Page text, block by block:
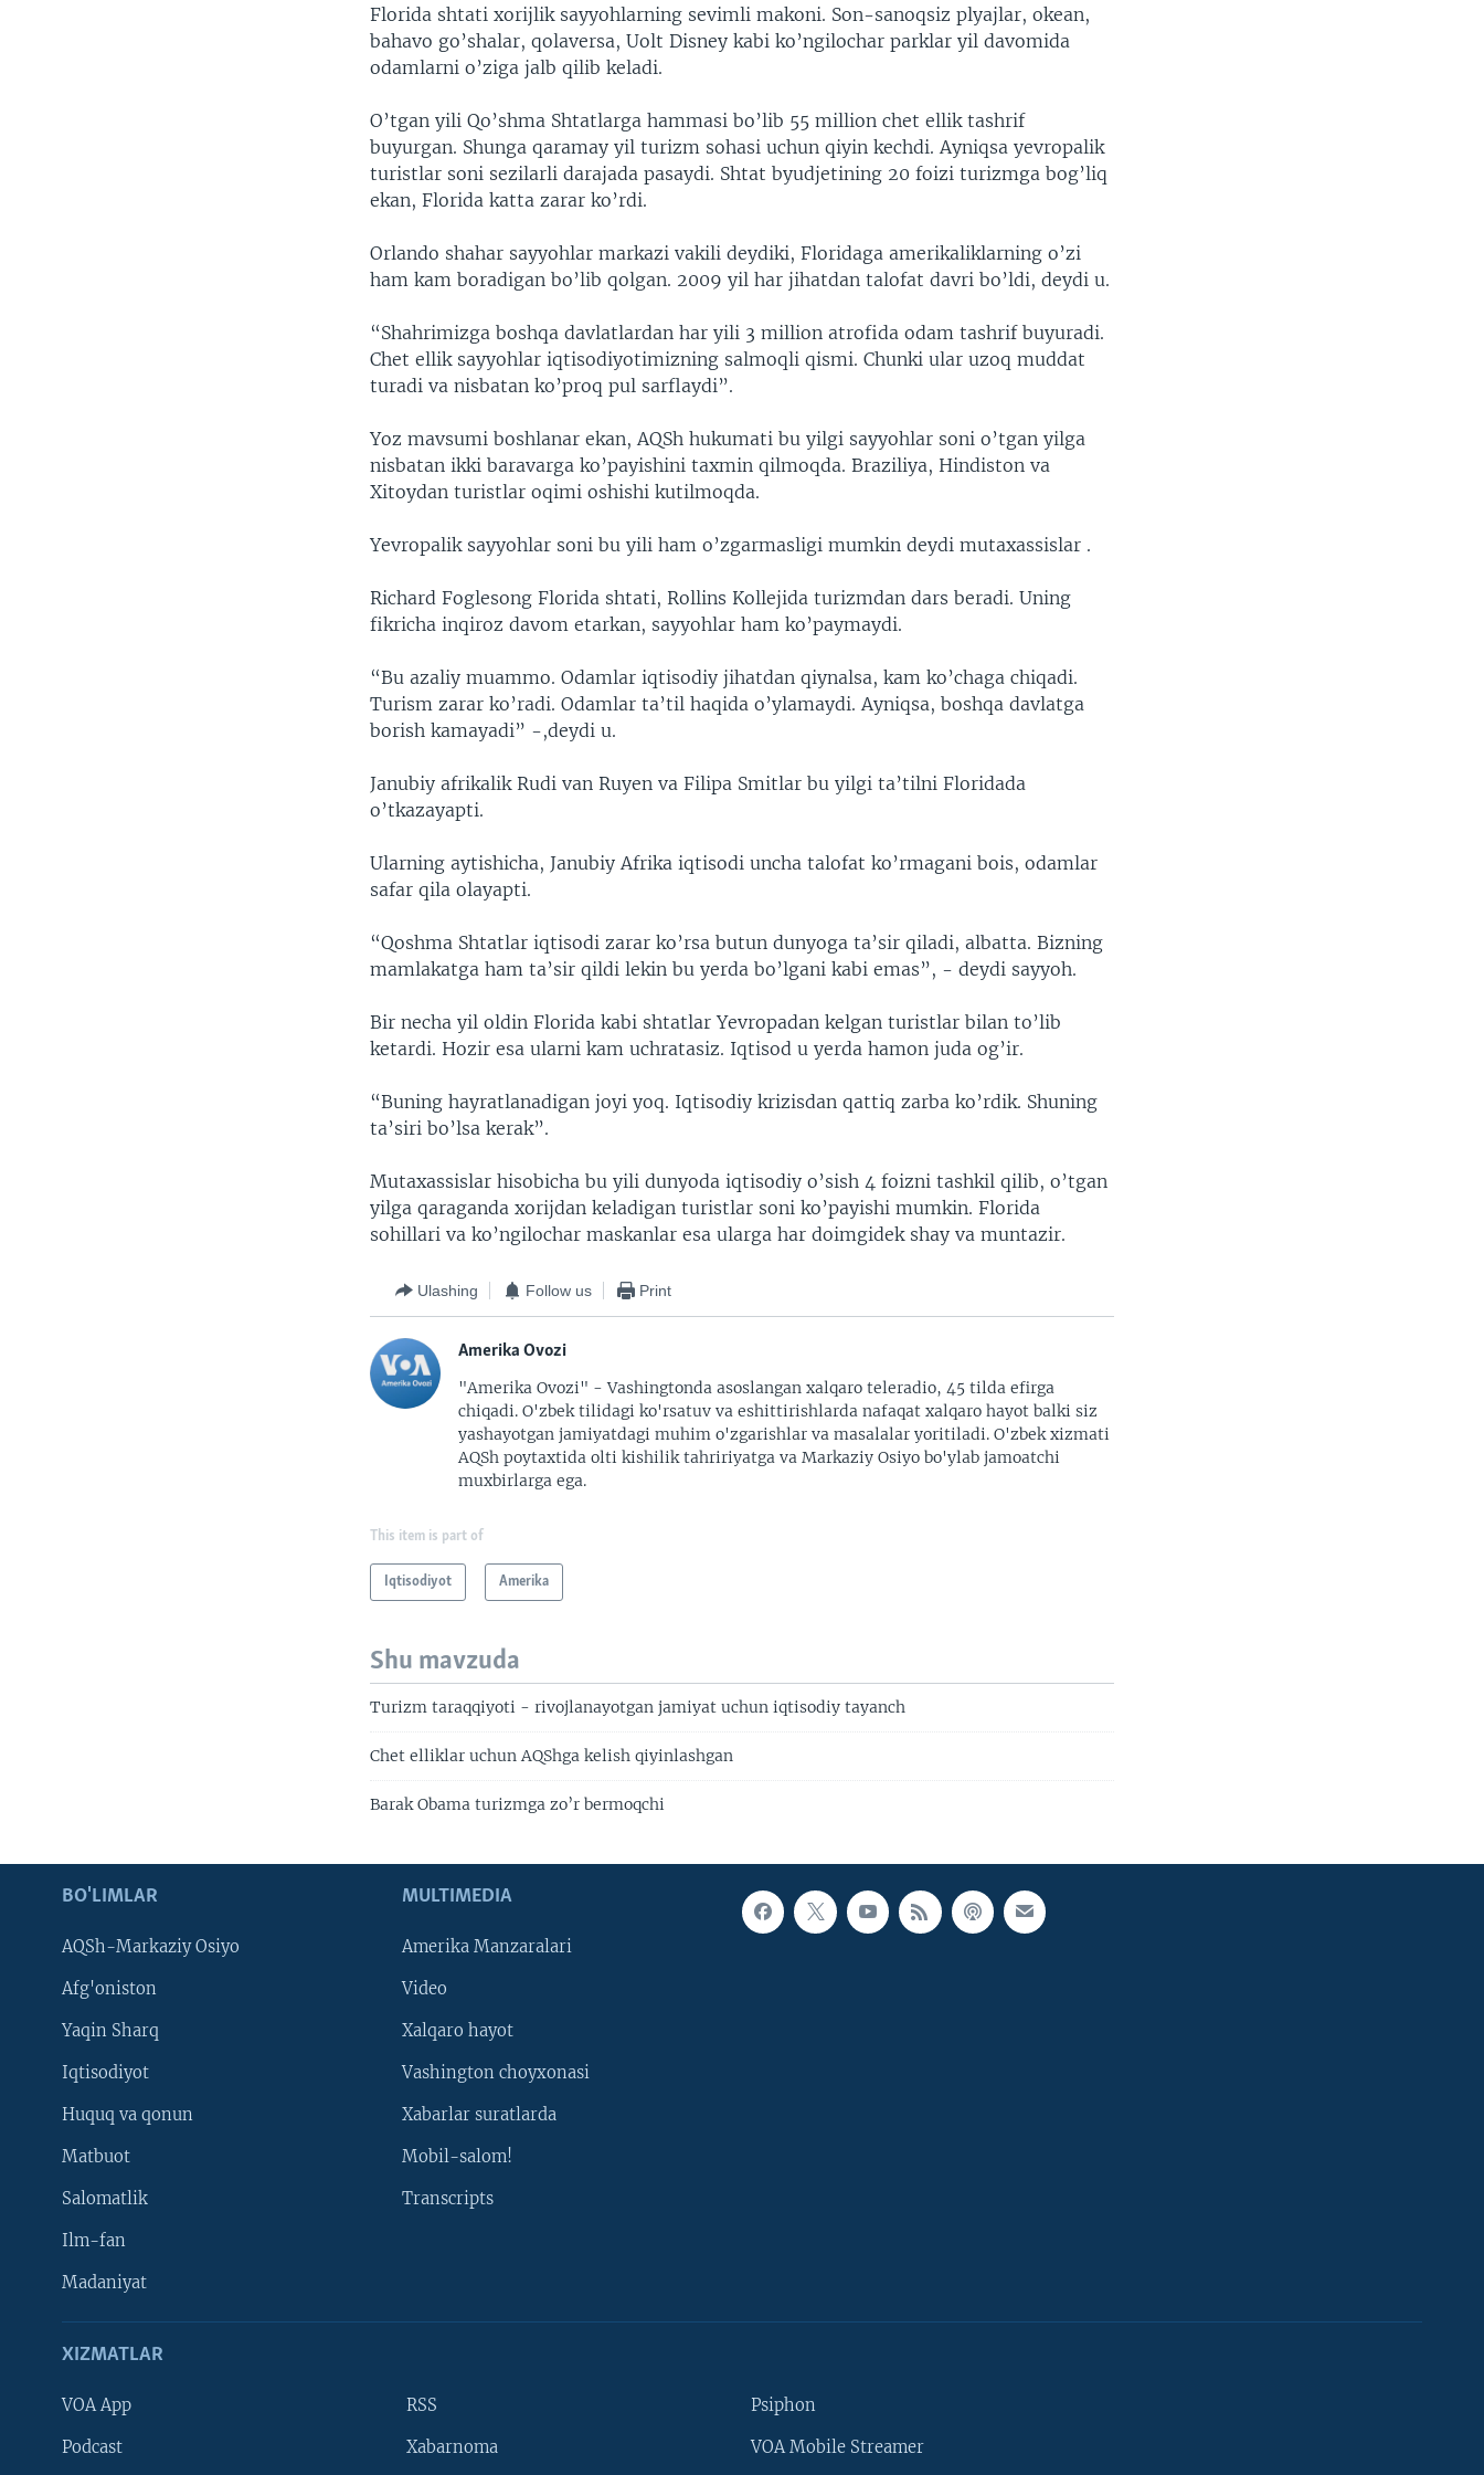
Florida shtati xorijlik sayyohlarning sevimli makoni. Son-sanoqsiz plyajlar, okean,
bahavo go’shalar, qolaversa, Uolt Disney kabi ko’ngilochar parklar yil davomida
odamlarni o’ziga jalb qilib keladi.
O’tgan yili Qo’shma Shtatlarga hammasi bo’lib 55 million chet ellik tashrif
buyurgan. Shunga qaramay yil turizm sohasi uchun qiyin kechdi. Ayniqsa yevropalik
turistlar soni sezilarli darajada pasaydi. Shtat byudjetining 20 foizi turizmga bog’liq
ekan, Florida katta zarar ko’rdi.
Orlando shahar sayyohlar markazi vakili deydiki, Floridaga amerikaliklarning o’zi
ham kam boradigan bo’lib qolgan. 2009 yil har jihatdan talofat davri bo’ldi, deydi u.
“Shahrimizga boshqa davlatlardan har yili 3 million atrofida odam tashrif buyuradi.
Chet ellik sayyohlar iqtisodiyotimizning salmoqli qismi. Chunki ular uzoq muddat
turadi va nisbatan ko’proq pul sarflaydi”.
Yoz mavsumi boshlanar ekan, AQSh hukumati bu yilgi sayyohlar soni o’tgan yilga
nisbatan ikki baravarga ko’payishini taxmin qilmoqda. Braziliya, Hindiston va
Xitoydan turistlar oqimi oshishi kutilmoqda.
Yevropalik sayyohlar soni bu yili ham o’zgarmasligi mumkin deydi mutaxassislar .
Richard Foglesong Florida shtati, Rollins Kollejida turizmdan dars beradi. Uning
fikricha inqiroz davom etarkan, sayyohlar ham ko’paymaydi.
“Bu azaliy muammo. Odamlar iqtisodiy jihatdan qiynalsa, kam ko’chaga chiqadi.
Turism zarar ko’radi. Odamlar ta’til haqida o’ylamaydi. Ayniqsa, boshqa davlatga
borish kamayadi” -,deydi u.
Janubiy afrikalik Rudi van Ruyen va Filipa Smitlar bu yilgi ta’tilni Floridada
o’tkazayapti.
Ularning aytishicha, Janubiy Afrika iqtisodi uncha talofat ko’rmagani bois, odamlar
safar qila olayapti.
“Qoshma Shtatlar iqtisodi zarar ko’rsa butun dunyoga ta’sir qiladi, albatta. Bizning
mamlakatga ham ta’sir qildi lekin bu yerda bo’lgani kabi emas”, - deydi sayyoh.
Bir necha yil oldin Florida kabi shtatlar Yevropadan kelgan turistlar bilan to’lib
ketardi. Hozir esa ularni kam uchratasiz. Iqtisod u yerda hamon juda og’ir.
“Buning hayratlanadigan joyi yoq. Iqtisodiy krizisdan qattiq zarba ko’rdik. Shuning
ta’siri bo’lsa kerak”.
Mutaxassislar hisobicha bu yili dunyoda iqtisodiy o’sish 4 foizni tashkil qilib, o’tgan
yilga qaraganda xorijdan keladigan turistlar soni ko’payishi mumkin. Florida
sohillari va ko’ngilochar maskanlar esa ularga har doimgidek shay va muntazir.
Ulashing Follow us Print
Amerika Ovozi
"Amerika Ovozi" - Vashingtonda asoslangan xalqaro teleradio, 45 tilda efirga
chiqadi. O'zbek tilidagi ko'rsatuv va eshittirishlarda nafaqat xalqaro hayot balki siz
yashayotgan jamiyatdagi muhim o'zgarishlar va masalalar yoritiladi. O'zbek xizmati
AQSh poytaxtida olti kishilik tahririyatga va Markaziy Osiyo bo'ylab jamoatchi
muxbirlarga ega.
This item is part of
Iqtisodiyot Amerika
Shu mavzuda
Turizm taraqqiyoti - rivojlanayotgan jamiyat uchun iqtisodiy tayanch
Chet elliklar uchun AQShga kelish qiyinlashgan
Barak Obama turizmga zo’r bermoqchi
BO'LIMLAR
AQSh-Markaziy Osiyo
Afg'oniston
Yaqin Sharq
Iqtisodiyot
Huquq va qonun
Matbuot
Salomatlik
Ilm-fan
Madaniyat
MULTIMEDIA
Amerika Manzaralari
Video
Xalqaro hayot
Vashington choyxonasi
Xabarlar suratlarda
Mobil-salom!
Transcripts
XIZMATLAR
VOA App
Podcast
RSS
Xabarnoma
Psiphon
VOA Mobile Streamer